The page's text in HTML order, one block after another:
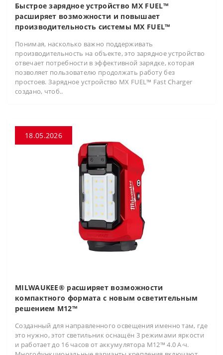
Быстрое зарядное устройство MX FUEL™
расширяет возможности и повышает
производительность системы MX FUEL™
Понимая, насколько важно поддерживать
производительность на объекте, это зарядное устройство
отвечает потребности в эффективной зарядке, которая
позволяет пользователю продолжать работу без
простоев. Зарядное устройство MX FUEL™ Fast Charger
создано, чтоб..
18.05.2026
MILWAUKEE® расширяет возможности
компактного формата с новым осветительным
решением M12™
Созданный для направленного освещения именно там, где
это нужно, этот светильник оснащён 3 режимами яркости
и работает до 16 часов от аккумулятора M12™ 4.0 А·ч.